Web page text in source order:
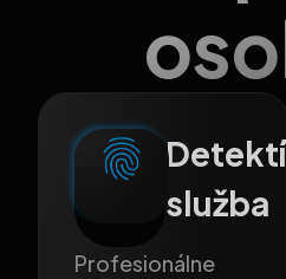
služba
Profesionálne